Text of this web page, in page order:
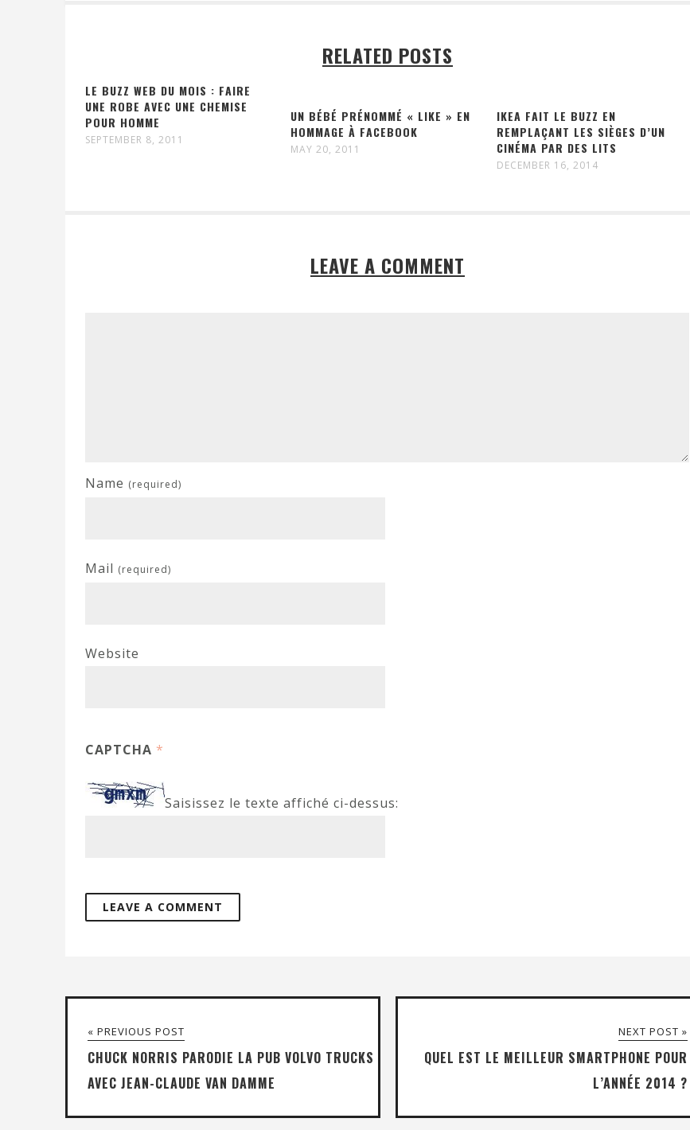
RELATED POSTS
LE BUZZ WEB DU MOIS : FAIRE
UNE ROBE AVEC UNE CHEMISE
POUR HOMME
SEPTEMBER 8, 2011
UN BÉBÉ PRÉNOMMÉ « LIKE » EN
HOMMAGE À FACEBOOK
MAY 20, 2011
IKEA FAIT LE BUZZ EN
REMPLAÇANT LES SIÈGES D’UN
CINÉMA PAR DES LITS
DECEMBER 16, 2014
LEAVE A COMMENT
Name (required)
Mail (required)
Website
CAPTCHA *
Saisissez le texte affiché ci-dessus:
« PREVIOUS POST
CHUCK NORRIS PARODIE LA PUB VOLVO TRUCKS
AVEC JEAN-CLAUDE VAN DAMME
NEXT POST »
QUEL EST LE MEILLEUR SMARTPHONE POUR
L’ANNÉE 2014 ?